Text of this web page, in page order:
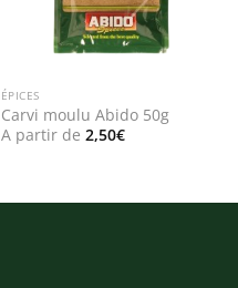
ÉPICES
Carvi moulu Abido 50g
A partir de 2,50€